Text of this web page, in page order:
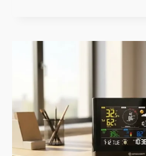
STATIONS